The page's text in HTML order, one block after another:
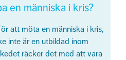
en människa i kris?
att möta en människa i kris,
inte är en utbildad inom
räcker det med att vara